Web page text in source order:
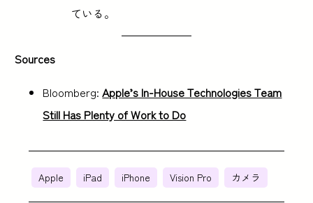
ている。
Sources
Bloomberg:Apple’s In-House Technologies Team
Still Has Plenty of Work to Do
Apple iPad iPhone Vision Pro カメラ